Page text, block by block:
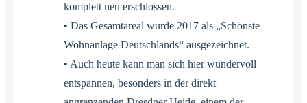
komplett neu erschlossen.
• Das Gesamtareal wurde 2017 als „Schönste
Wohnanlage Deutschlands“ ausgezeichnet.
• Auch heute kann man sich hier wundervoll
entspannen, besonders in der direkt